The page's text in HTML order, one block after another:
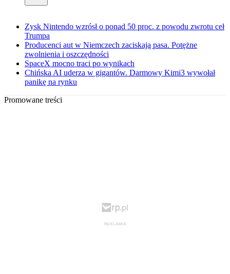
Zysk Nintendo wzrósł o ponad 50 proc. z powodu zwrotu ceł
Trumpa
Producenci aut w Niemczech zaciskają pasa. Potężne
zwolnienia i oszczędności
SpaceX mocno traci po wynikach
Chińska AI uderza w gigantów. Darmowy Kimi3 wywołał
panikę na rynku
Promowane treści